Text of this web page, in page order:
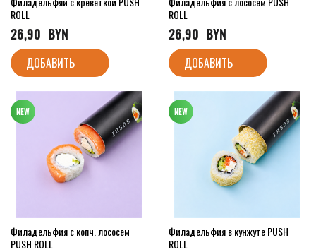
ROLL
26,90
  BYN
ДОБАВИТЬ
ROLL
26,90
  BYN
ДОБАВИТЬ
Филадельфия с копч. лососем
PUSH ROLL
Филадельфия в кунжуте PUSH
ROLL